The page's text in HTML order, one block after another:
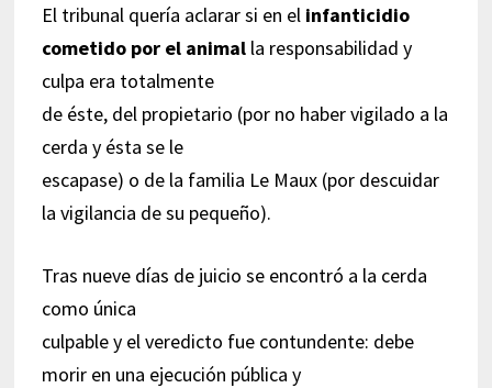
El tribunal quería aclarar si en el infanticidio
cometido por el animalla responsabilidad y
culpa era totalmente
de éste, del propietario (por no haber vigilado a la
cerda y ésta se le
escapase) o de la familia Le Maux (por descuidar
la vigilancia de su pequeño).
Tras nueve días de juicio se encontró a la cerda
como única
culpable y el veredicto fue contundente: debe
morir en una ejecución pública y